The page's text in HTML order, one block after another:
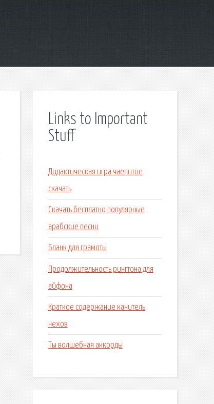
Links to Important
Stuff
Дидактическая игра чаепитие
скачать
Скачать бесплатно популярные
арабские песни
Бланк для грамоты
Продолжительность рингтона для
айфона
Краткое содержание канитель
чехов
Ты волшебная аккорды